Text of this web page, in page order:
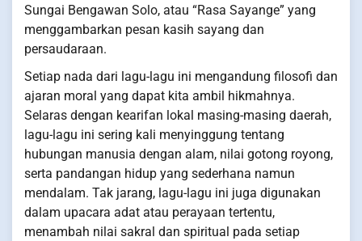
Sungai Bengawan Solo, atau “Rasa Sayange” yang
menggambarkan pesan kasih sayang dan
persaudaraan.
Setiap nada dari lagu-lagu ini mengandung filosofi dan
ajaran moral yang dapat kita ambil hikmahnya.
Selaras dengan kearifan lokal masing-masing daerah,
lagu-lagu ini sering kali menyinggung tentang
hubungan manusia dengan alam, nilai gotong royong,
serta pandangan hidup yang sederhana namun
mendalam. Tak jarang, lagu-lagu ini juga digunakan
dalam upacara adat atau perayaan tertentu,
menambah nilai sakral dan spiritual pada setiap